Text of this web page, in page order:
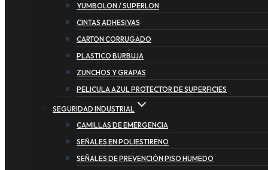
YUMBOLON / SUPERLON
CINTAS ADHESIVAS
CARTON CORRUGADO
PLASTICO BURBUJA
ZUNCHOS Y GRAPAS
PELICULA AZUL PROTECTOR DE SUPERFICIES
SEGURIDAD INDUSTRIAL
CAMILLAS DE EMERGENCIA
SEÑALES EN POLIESTIRENO
SEÑALES DE PREVENCIÓN PISO HUMEDO